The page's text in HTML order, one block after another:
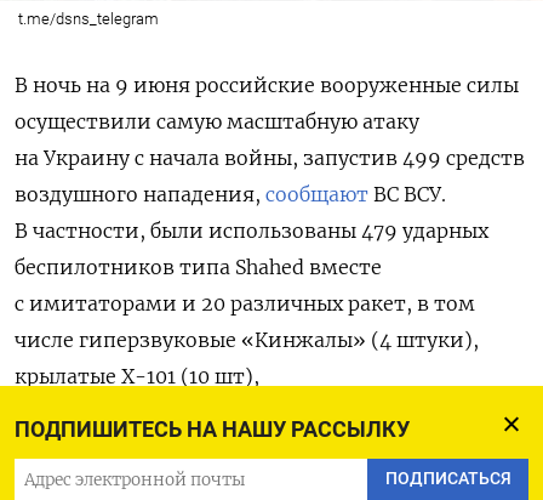
ПОДПИШИТЕСЬ НА НАШУ РАССЫЛКУ
ПОДПИСАТЬСЯ
t.me/dsns_telegram
В ночь на 9 июня российские вооруженные силы
осуществили самую масштабную атаку
на Украину с начала войны, запустив 499 средств
воздушного нападения, сообщают ВС ВСУ.
В частности, были использованы 479 ударных
беспилотников типа Shahed вместе
с имитаторами и 20 различных ракет, в том
числе гиперзвуковые «Кинжалы» (4 штуки),
крылатые Х-101 (10 шт),
(1 шт). По данным ВСУ, 479 целей удалось